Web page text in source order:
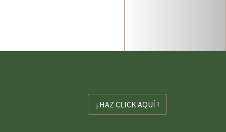
¡ HAZ CLICK AQUÍ !